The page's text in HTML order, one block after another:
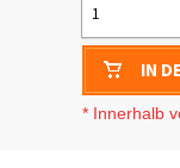
1
IN
* Innerhalb